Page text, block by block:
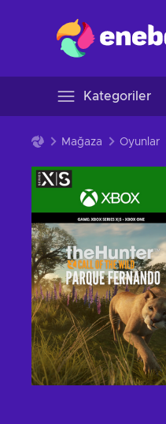
Kategoriler
Mağaza Oyunlar